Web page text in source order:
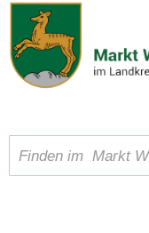
Zum Inhalt,zur Navigation
Schriftgröße A A A